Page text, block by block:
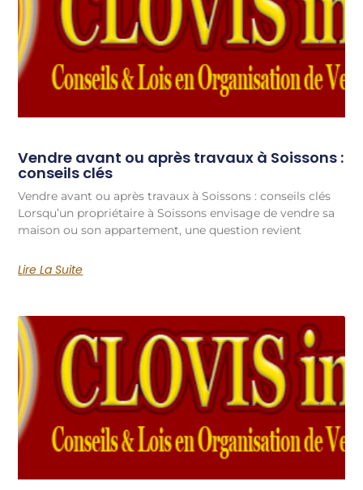
Vendre avant ou après travaux à Soissons :
conseils clés
Vendre avant ou après travaux à Soissons : conseils clés
Lorsqu’un propriétaire à Soissons envisage de vendre sa
maison ou son appartement, une question revient
Lire La Suite